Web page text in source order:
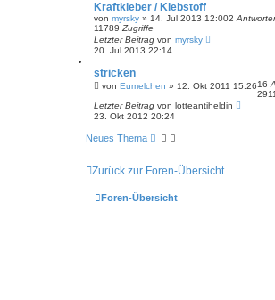
Kraftkleber / Klebstoff
von myrsky » 14. Jul 2013 12:002
11789 Zugriffe
Letzter Beitrag von myrsky
20. Jul 2013 22:14
stricken
von Eumelchen » 12. Okt 2011 15:2616
Letzter Beitrag von lotteantiheldin
23. Okt 2012 20:24
Neues Thema
Zurück zur Foren-Übersicht
Foren-Übersicht